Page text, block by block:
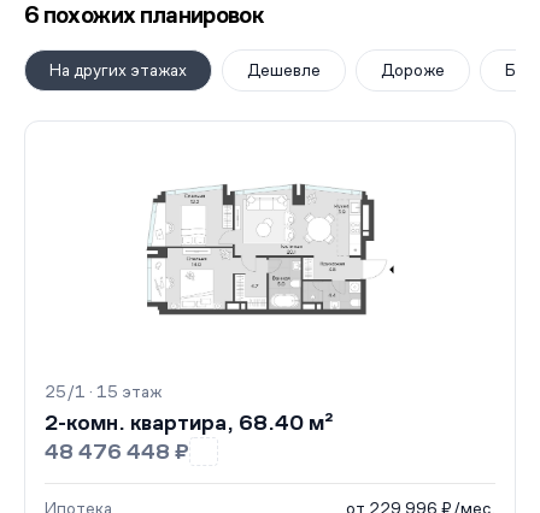
6 похожих планировок
На других этажах Дешевле Дороже
25/1 · 15 этаж
2-комн. квартира, 68.40 м²
48 476 448 ₽
Ипотека от 229 996 ₽/мес.